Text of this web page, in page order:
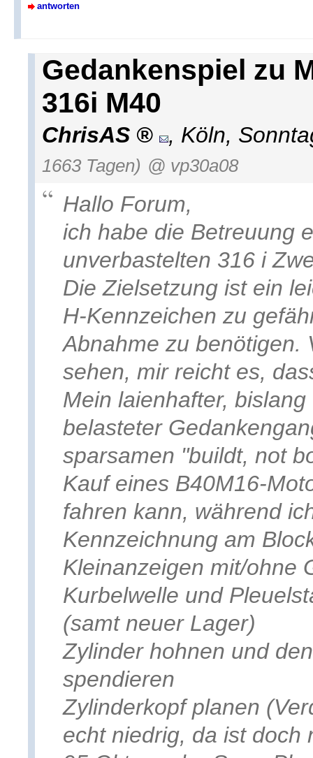
antworten
Gedankenspiel zu
316i M40
ChrisAS , Köln,
1663 Tagen) @ vp30a08
Hallo Forum,
ich habe die Betreuung
unverbastelten 316 i
Die Zielsetzung ist ein
H-Kennzeichen zu
Abnahme zu benötigen.
sehen, mir reicht es,
Mein laienhafter,
belasteter
sparsamen "buildt, not
Kauf eines B40M16-
fahren kann, während
Kennzeichnung am
Kleinanzeigen mit/ohne
Kurbelwelle und
(samt neuer Lager)
Zylinder hohnen und
spendieren
Zylinderkopf planen
echt niedrig, da ist doch